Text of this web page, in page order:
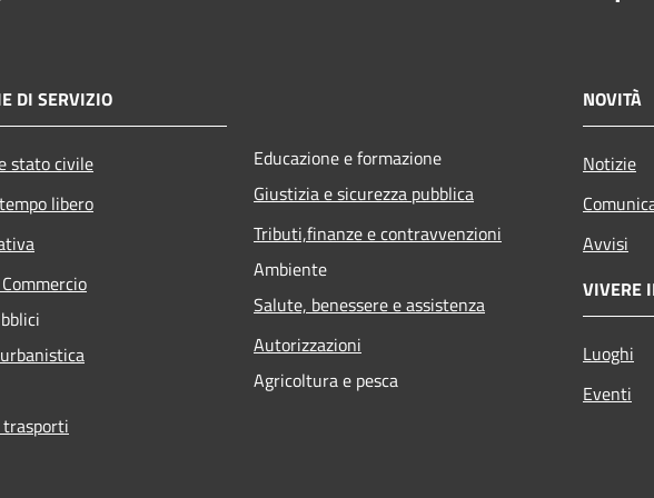
DI SERVIZIO
stato civile
libero
Educazione e formazione
Giustizia e sicurezza pubblica
Tributi,finanze e contravvenzioni
Ambiente
Salute, benessere e assistenza
Autorizzazioni
Agricoltura e pesca
NOVITÀ
Notizie
Avvisi
VIVERE
Luoghi
Eventi